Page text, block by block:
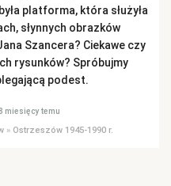
platforma, która służyła
słynnych obrazków
Szancera? Ciekawe czy
rysunków? Spróbujmy
podest.
miesięcy temu
» Ostrzeszów 1945-1990 r.